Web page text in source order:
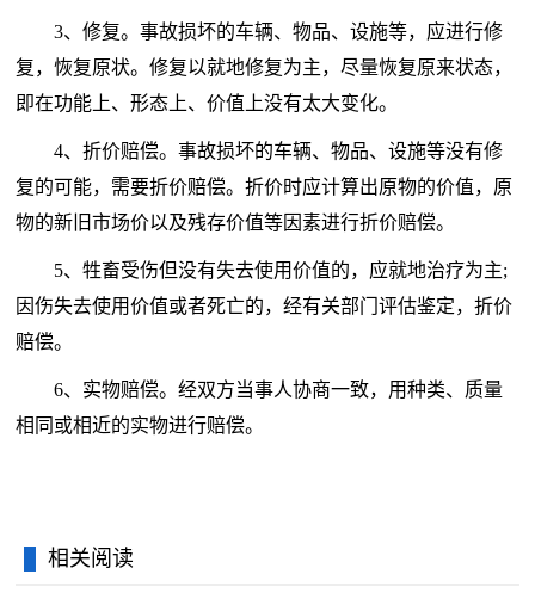
3、修复。事故损坏的车辆、物品、设施等，应进行修
复，恢复原状。修复以就地修复为主，尽量恢复原来状态，
即在功能上、形态上、价值上没有太大变化。
4、折价赔偿。事故损坏的车辆、物品、设施等没有修
复的可能，需要折价赔偿。折价时应计算出原物的价值，原
物的新旧市场价以及残存价值等因素进行折价赔偿。
5、牲畜受伤但没有失去使用价值的，应就地治疗为主;
因伤失去使用价值或者死亡的，经有关部门评估鉴定，折价
赔偿。
6、实物赔偿。经双方当事人协商一致，用种类、质量
相同或相近的实物进行赔偿。
相关阅读